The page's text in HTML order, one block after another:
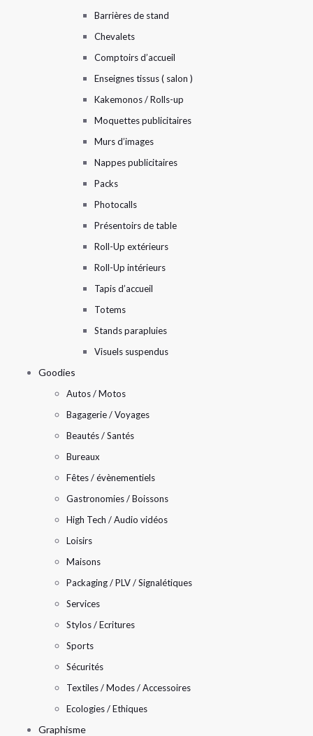
Barrières de stand
Chevalets
Comptoirs d’accueil
Enseignes tissus ( salon )
Kakemonos / Rolls-up
Moquettes publicitaires
Murs d’images
Nappes publicitaires
Packs
Photocalls
Présentoirs de table
Roll-Up extérieurs
Roll-Up intérieurs
Tapis d’accueil
Totems
Stands parapluies
Visuels suspendus
Goodies
Autos / Motos
Bagagerie / Voyages
Beautés / Santés
Bureaux
Fêtes / évènementiels
Gastronomies / Boissons
High Tech / Audio vidéos
Loisirs
Maisons
Packaging / PLV / Signalétiques
Services
Stylos / Ecritures
Sports
Sécurités
Textiles / Modes / Accessoires
Ecologies / Ethiques
Graphisme